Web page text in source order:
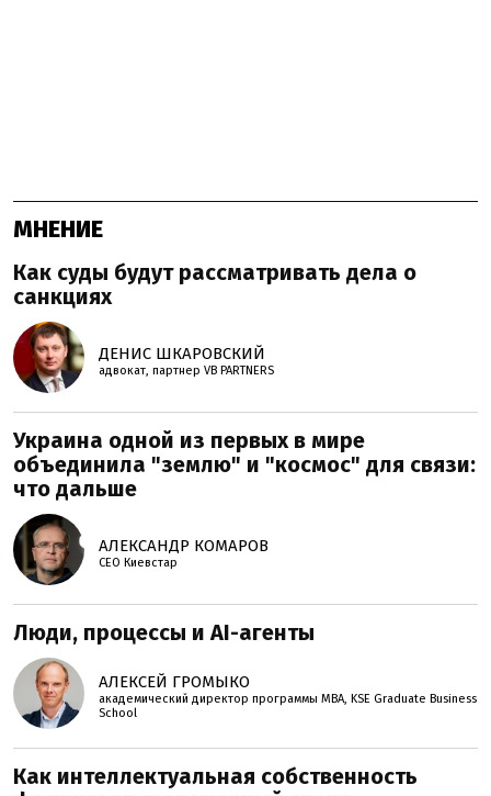
МНЕНИЕ
Как суды будут рассматривать дела о
санкциях
ДЕНИС ШКАРОВСКИЙ
адвокат, партнер VB PARTNERS
Украина одной из первых в мире
объединила "землю" и "космос" для связи:
что дальше
АЛЕКСАНДР КОМАРОВ
CEO Киевстар
Люди, процессы и AI-агенты
АЛЕКСЕЙ ГРОМЫКО
академический директор программы MBA, KSE Graduate Business
School
Как интеллектуальная собственность